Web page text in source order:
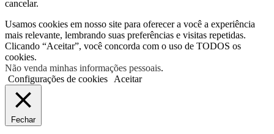
cancelar.
Usamos cookies em nosso site para oferecer a você a experiência
mais relevante, lembrando suas preferências e visitas repetidas.
Clicando “Aceitar”, você concorda com o uso de TODOS os
cookies.
Não venda minhas informações pessoais.
Configurações de cookies
Aceitar
Fechar